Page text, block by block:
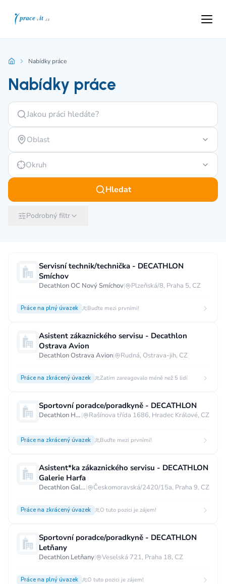
Nabídky práce
Nabídky práce
Oblast
Okruh
Hledat
Podrobný filtr
Servisní technik/technička - DECATHLON
Smíchov
Decathlon OC Nový Smíchov| Plzeňská/8, Praha 5, CZ
Práce na plný úvazek Buďte mezi prvními!
Asistent zákaznického servisu - Decathlon
Ostrava Avion
Decathlon Ostrava Avion| Rudná, Ostrava-jih, CZ
Práce na zkrácený úvazek Zatím zareagovalo méně než 5 lidí
Sportovní poradce/poradkyně - DECATHLON
Decathlon Hradec Králové| Rašínova třída 1686, Hradec Králové, CZ
Práce na zkrácený úvazek Buďte mezi prvními!
Asistent*ka zákaznického servisu - DECATHLON
Galerie Harfa
Decathlon Galerie Harfa| Českomoravská/2420/15a, Praha 9, CZ
Práce na zkrácený úvazek O tuto pozici je zájem!
Sportovní poradce/poradkyně - DECATHLON
Letňany
Decathlon Letňany| Veselská 721, Praha 18, CZ
Práce na plný úvazek O tuto pozici je zájem!
Měsíční plat
neuvedeno 0 až 30 000 CZK
30 000 CZK a více
40 000 CZK a více
Ostatní mzdy
Práce na plný úvazek
Práce na zkrácený úvazek
Krátkodobá práce
Brigáda Stáž / Trainee
Vzdělání
Vzdělání není podstatné
Základní
Vyšší odborné
Bakalářské
Vysokoškolské / universitní